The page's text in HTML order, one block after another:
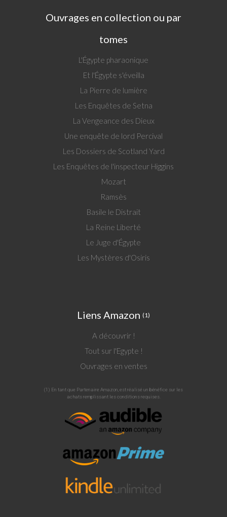
Ouvrages en collection ou par
tomes
L'Égypte pharaonique
Et l'Égypte s'éveilla
La Pierre de lumière
Les Enquêtes de Setna
La Vengeance des Dieux
Une enquête de lord Percival
Les Dossiers de Scotland Yard
Les Enquêtes de l'inspecteur Higgins
Mozart
Ramsès
Basile le Distrait
La Reine Liberté
Le Juge d'Égypte
Les Mystères d'Osiris
Liens Amazon (1)
A découvrir !
Tout sur l'Egypte !
Ouvrages en ventes
(1) En tant que Partenaire Amazon, est réalisé un bénéfice sur les
achats remplissant les conditions requises.